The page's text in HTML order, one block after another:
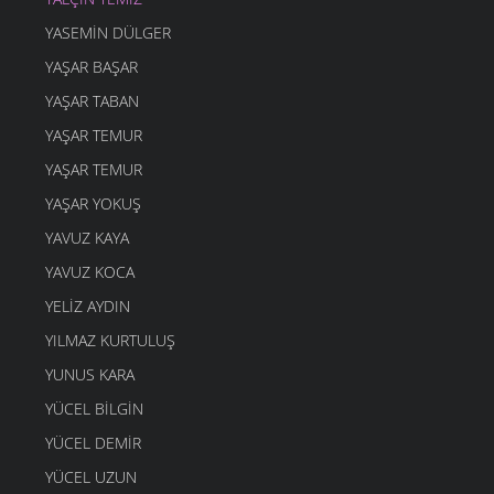
4 MART 2006
DOST BİLDİKLERİM
4 MART 2006
ŞAVŞETLİNIN GELENEGİ
DUDAK
4 MART 2006
GEL ÖĞRETMENE
4 MART 2006
YANDIM
4 MART 2006
Mİ Kİ
4 MART 2006
O ZAMAN BUYUR
4 MART 2006
YASEMIN DÜLGER
YAŞAR BAŞAR
YAŞAR TABAN
YAŞAR TEMUR
YAŞAR TEMUR
YAŞAR YOKUŞ
YAVUZ KAYA
YAVUZ KOCA
YELIZ AYDIN
YILMAZ KURTULUŞ
YUNUS KARA
YÜCEL BILGIN
YÜCEL DEMIR
YÜCEL UZUN